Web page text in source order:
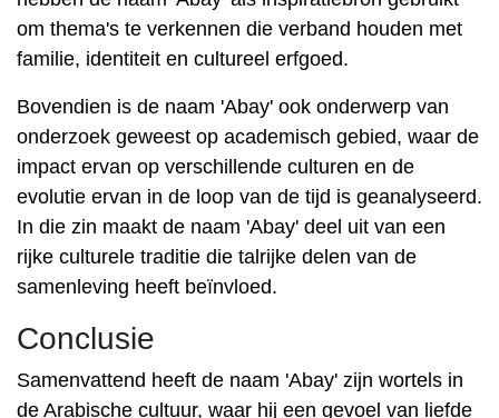
om thema's te verkennen die verband houden met
familie, identiteit en cultureel erfgoed.
Bovendien is de naam 'Abay' ook onderwerp van
onderzoek geweest op academisch gebied, waar de
impact ervan op verschillende culturen en de
evolutie ervan in de loop van de tijd is geanalyseerd.
In die zin maakt de naam 'Abay' deel uit van een
rijke culturele traditie die talrijke delen van de
samenleving heeft beïnvloed.
Conclusie
Samenvattend heeft de naam 'Abay' zijn wortels in
de Arabische cultuur, waar hij een gevoel van liefde